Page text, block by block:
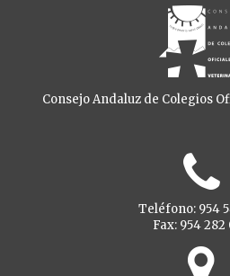
Consejo Andaluz de Colegios
Teléfono: 954
Fax: 954 282